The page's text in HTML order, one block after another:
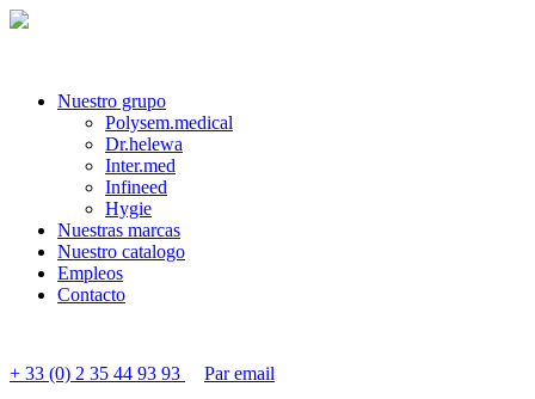
Nuestro grupo
Polysem.medical
Dr.helewa
Inter.med
Infineed
Hygie
Nuestras marcas
Nuestro catalogo
Empleos
Contacto
+ 33 (0) 2 35 44 93 93
Par email